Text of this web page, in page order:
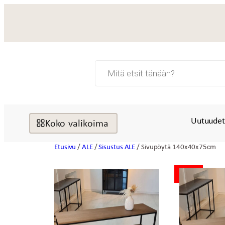
search
Koko valikoima Uutuudet
Etusivu /ALE/Sisustus ALE/ Sivupöytä 140x40x75cm
ALE